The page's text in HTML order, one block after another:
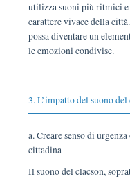
utilizza suoni più ritmici
carattere vivace della
possa diventare un
le emozioni condivise.
3. L’impatto del suono
a. Creare senso di
cittadina
Il suono del clacson,